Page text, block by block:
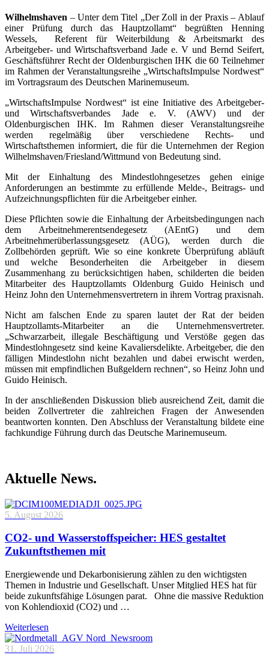
Wilhelmshaven – Unter dem Titel „Der Zoll in der Praxis – Ablauf
einer Prüfung durch das Hauptzollamt“ begrüßten Henning
Wessels,
Referent für Weiterbildung & Arbeitsmarkt des
Arbeitgeber- und Wirtschaftsverband Jade e. V und Bernd Seifert,
Geschäftsführer Recht der Oldenburgischen IHK die 60 Teilnehmer
im Rahmen der Veranstaltungsreihe „WirtschaftsImpulse Nordwest“
im Vortragsraum des Deutschen Marinemuseum.
„WirtschaftsImpulse Nordwest“ ist eine Initiative des Arbeitgeber-
und Wirtschaftsverbandes Jade e. V. (AWV) und der
Oldenburgischen IHK. Im Rahmen dieser Veranstaltungsreihe
werden regelmäßig über verschiedene Rechts- und
Wirtschaftsthemen informiert, die für die Unternehmen der Region
Wilhelmshaven/Friesland/Wittmund von Bedeutung sind.
Mit der Einhaltung des Mindestlohngesetzes gehen einige
Anforderungen an bestimmte zu erfüllende Melde-, Beitrags- und
Aufzeichnungspflichten für die Arbeitgeber einher.
Diese Pflichten sowie die Einhaltung der Arbeitsbedingungen nach
dem Arbeitnehmerentsendegesetz (AEntG) und dem
Arbeitnehmerüberlassungsgesetz (AÜG), werden durch die
Zollbehörden geprüft. Wie so eine konkrete Überprüfung abläuft
und welche Besonderheiten die Arbeitgeber in diesem
Zusammenhang zu berücksichtigen haben, schilderten die beiden
Mitarbeiter des Hauptzollamts Oldenburg Guido Heinisch und
Heinz John den Unternehmensvertretern in ihrem Vortrag praxisnah.
Nicht am falschen Ende zu sparen lautet der Rat der beiden
Hauptzollamts-Mitarbeiter an die Unternehmensvertreter.
„Schwarzarbeit, illegale Beschäftigung und Verstöße gegen das
Mindestlohngesetz sind keine Kavaliersdelikte. Arbeitgeber, die den
fälligen Mindestlohn nicht bezahlen und dabei erwischt werden,
müssen mit empfindlichen Bußgeldern rechnen“, so Heinz John und
Guido Heinisch.
In der anschließenden Diskussion blieb ausreichend Zeit, damit die
beiden Zollvertreter die zahlreichen Fragen der Anwesenden
beantworten konnten. Den Abschluss der Veranstaltung bildete eine
fachkundige Führung durch das Deutsche Marinemuseum.
Aktuelle News.
5. August 2026
CO2- und Wasserstoffspeicher: HES gestaltet
Zukunftsthemen mit
Energiewende und Dekarbonisierung zählen zu den wichtigsten
Themen in Industrie und Gesellschaft. Unser Mitglied HES hat für
beide zukunftsfähige Lösungen parat. Ohne die massive Reduktion
von Kohlendioxid (CO2) und …
Weiterlesen
31. Juli 2026